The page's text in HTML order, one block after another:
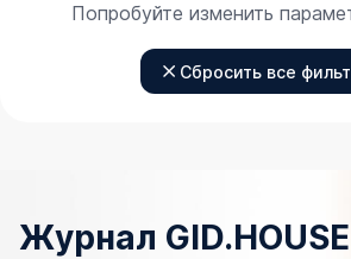
Попробуйте изменить
Сбросить все
Журнал GID.HOUSE